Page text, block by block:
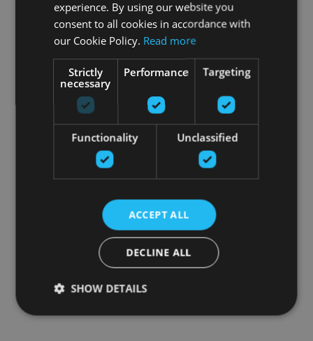
experience. By using our website you
consent to all cookies in accordance with
our Cookie Policy. Read more
Strictly
necessary
Performance Targeting
Functionality Unclassified
ACCEPT ALL
DECLINE ALL
SHOW DETAILS